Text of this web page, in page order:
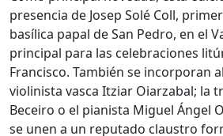
presencia de Josep Solé Coll,
basílica papal de San Pedro, en el
principal para las celebraciones
Francisco. También se incorporan
violinista vasca Itziar Oiarzabal; la
Beceiro o el pianista Miguel Ángel
se unen a un reputado claustro